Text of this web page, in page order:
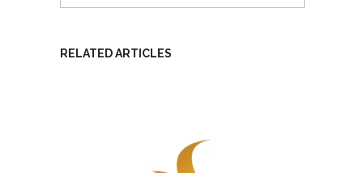
RELATED ARTICLES